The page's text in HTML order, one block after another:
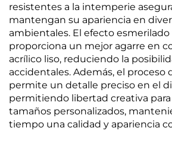
resistentes a la intemperie
mantengan su apariencia en
ambientales. El efecto
proporciona un mejor agarre en
acrílico liso, reduciendo la
accidentales. Además, el proceso
permite un detalle preciso en el
permitiendo libertad creativa
tamaños personalizados,
tiempo una calidad y apariencia